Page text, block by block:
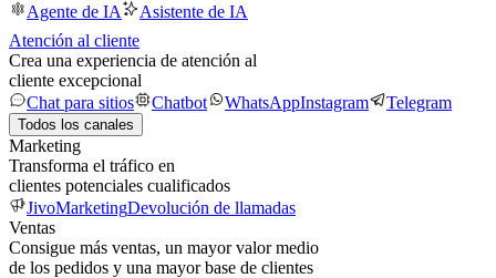
Agente de IA
Asistente de IA
Atención al cliente
Crea una experiencia de atención al
cliente excepcional
Chat para sitios
Chatbot WhatsAppInstagram Telegram
Todos los canales
Marketing
Transforma el tráfico en
clientes potenciales cualificados
JivoMarketingDevolución de llamadas
Ventas
Consigue más ventas, un mayor valor medio
de los pedidos y una mayor base de clientes